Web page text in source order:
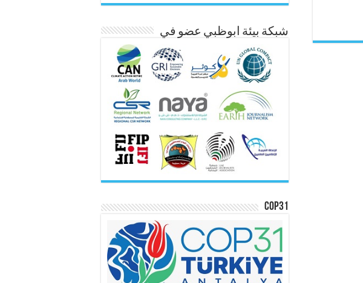
شبكة بيئة ابوظبي عضو في
COP31